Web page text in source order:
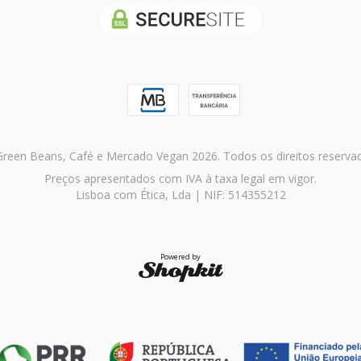
Beans, Café e Mercado Vegan 2026. Todos os direitos
Preços apresentados com IVA à taxa legal em vigor.
Lisboa com Ética, Lda | NIF: 514355212
Powered by